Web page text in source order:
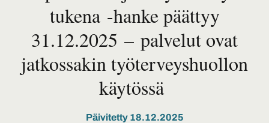
tukena -hanke päättyy
31.12.2025 – palvelut ovat
jatkossakin työterveyshuollon
käytössä
Päivitetty 18.12.2025